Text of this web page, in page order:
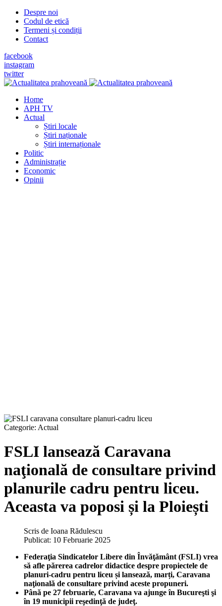
Despre noi
Codul de etică
Termeni și condiții
Contact
facebook
instagram
twitter
Home
APH TV
Actual
Știri locale
Știri naționale
Știri internaționale
Politic
Administrație
Economic
Opinii
Categorie: Actual
FSLI lansează Caravana
naţională de consultare privind
planurile cadru pentru liceu.
Aceasta va poposi și la Ploiești
Scris de Ioana Rădulescu
Publicat: 10 Februarie 2025
Federaţia Sindicatelor Libere din Învăţământ (FSLI) vrea
să afle părerea cadrelor didactice despre propiectele de
planuri-cadru pentru liceu și lansează, marți, Caravana
naţională de consultare privind aceste propuneri.
Până pe 27 februarie, Caravana va ajunge în Bucureşti şi
în 19 municipii reşedinţă de judeţ.